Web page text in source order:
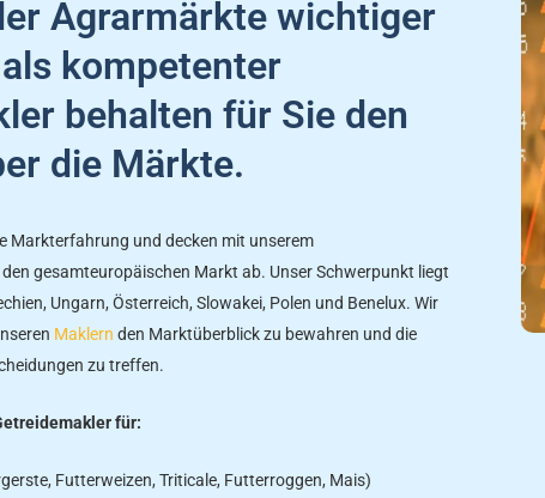
Agrarmärkte wichtiger
kompetenter
behalten für Sie den
die Märkte.
Markterfahrung und decken mit unserem
den gesamteuropäischen Markt ab. Unser Schwerpunkt liegt
Ungarn, Österreich, Slowakei, Polen und Benelux. Wir
Maklern den Marktüberblick zu bewahren und die
zu treffen.
für:
Futterweizen, Triticale, Futterroggen, Mais)